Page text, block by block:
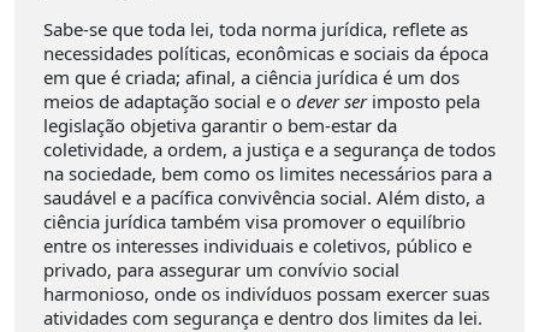
Sabe-se que toda lei, toda norma jurídica, reflete as
necessidades políticas, econômicas e sociais da época
em que é criada; afinal, a ciência jurídica é um dos
meios de adaptação social e o dever ser imposto pela
legislação objetiva garantir o bem-estar da
coletividade, a ordem, a justiça e a segurança de todos
na sociedade, bem como os limites necessários para a
saudável e a pacífica convivência social. Além disto, a
ciência jurídica também visa promover o equilíbrio
entre os interesses individuais e coletivos, público e
privado, para assegurar um convívio social
harmonioso, onde os indivíduos possam exercer suas
atividades com segurança e dentro dos limites da lei.